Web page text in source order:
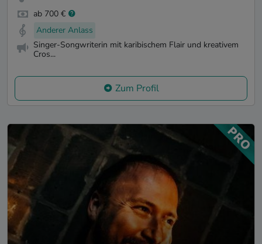
ab 700 €
Anderer Anlass
Singer-Songwriterin mit karibischem Flair und kreativem
Cros...
Zum Profil